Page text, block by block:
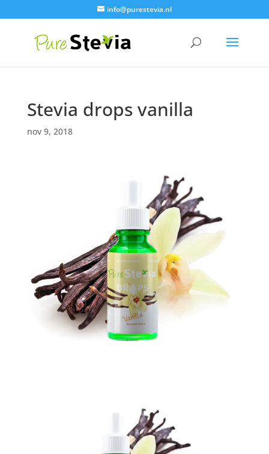
info@purestevia.nl
Stevia drops vanilla
nov 9, 2018